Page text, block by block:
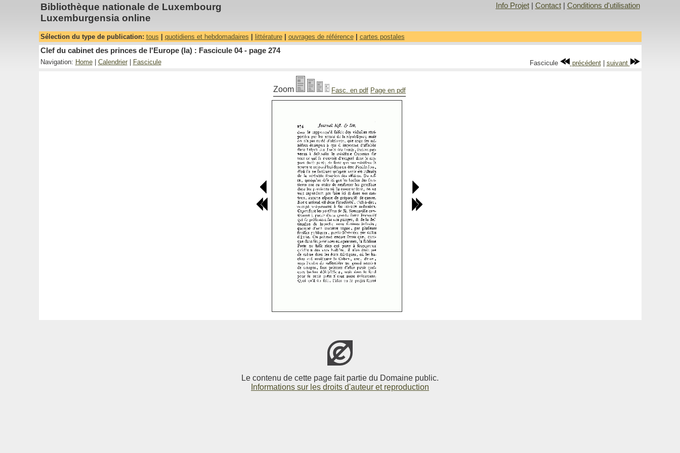
Bibliothèque nationale de Luxembourg
Luxemburgensia online
Info Projet| Contact| Conditions d'utilisation
Sélection du type de publication: tous quotidiens et hebdomadaires littérature| ouvrages de référence| cartes postales
Clef du cabinet des princes de l'Europe (la) : Fascicule 04 - page 274
Navigation: Home| Calendrier| Fascicule Fascicule précédent| suivant
Zoom Fasc. en pdf Page en pdf
Le contenu de cette page fait partie du Domaine public.
Informations sur les droits d'auteur et reproduction